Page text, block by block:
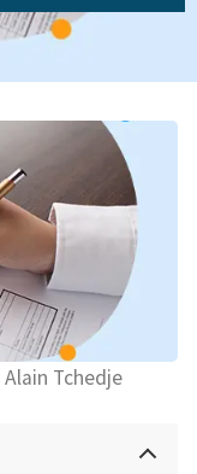
Alain Tchedje